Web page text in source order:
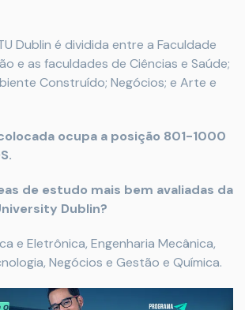
Dublin é dividida entre a Faculdade
e as faculdades de Ciências e Saúde;
Construído; Negócios; e Arte e
ocupa a posição 801-1000
de estudo mais bem avaliadas da
Dublin?
e Eletrônica, Engenharia Mecânica,
Negócios e Gestão e Química.